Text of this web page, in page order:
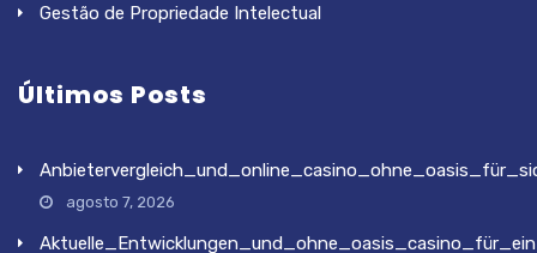
Gestão de Propriedade Intelectual
Últimos Posts
agosto 7, 2026